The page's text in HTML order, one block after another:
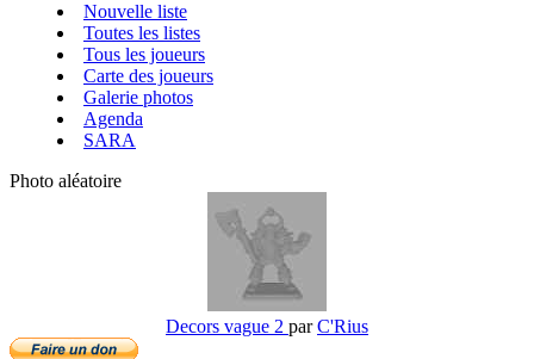
Nouvelle liste
Toutes les listes
Tous les joueurs
Carte des joueurs
Galerie photos
Agenda
SARA
Photo aléatoire
Decors vague 2 parC'Rius